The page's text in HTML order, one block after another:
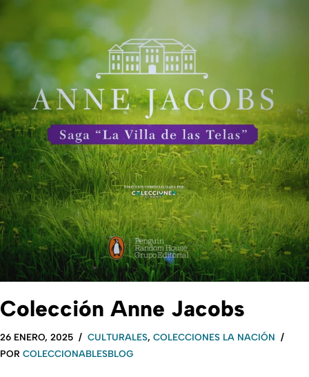
Colección Anne Jacobs
26 ENERO, 2025 CULTURALES, COLECCIONES LA NACIÓN
POR COLECCIONABLESBLOG